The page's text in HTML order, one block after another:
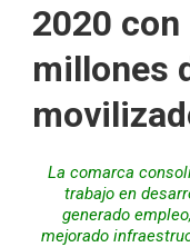
2020 con
millones
La comarca
trabajo en
generado
mejorado